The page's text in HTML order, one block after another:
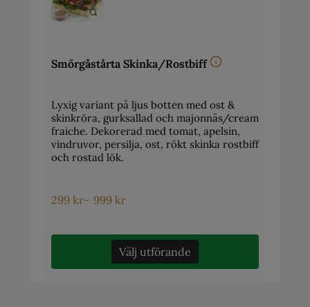
Smörgåstårta Skinka/Rostbiff
Lyxig variant på ljus botten med ost &
skinkröra, gurksallad och majonnäs/cream
fraiche. Dekorerad med tomat, apelsin,
vindruvor, persilja, ost, rökt skinka rostbiff
och rostad lök.
299 kr- 999 kr
Välj utförande